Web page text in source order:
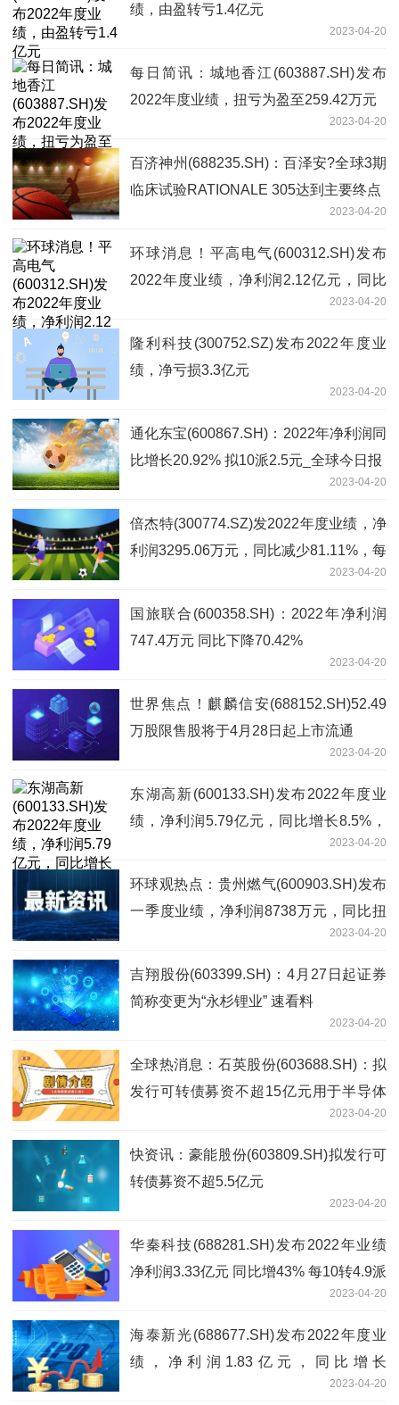
绩，由盈转亏1.4亿元
2023-04-20
每日简讯：城地香江(603887.SH)发布
2022年度业绩，扭亏为盈至259.42万元
2023-04-20
百济神州(688235.SH)：百泽安?全球3期
临床试验RATIONALE 305达到主要终点
2023-04-20
环球消息！平高电气(600312.SH)发布
2022年度业绩，净利润2.12亿元，同比
2023-04-20
隆利科技(300752.SZ)发布2022年度业
绩，净亏损3.3亿元
2023-04-20
通化东宝(600867.SH)：2022年净利润同
比增长20.92% 拟10派2.5元_全球今日报
2023-04-20
倍杰特(300774.SZ)发2022年度业绩，净
利润3295.06万元，同比减少81.11%，每
2023-04-20
国旅联合(600358.SH)：2022年净利润
747.4万元 同比下降70.42%
2023-04-20
世界焦点！麒麟信安(688152.SH)52.49
万股限售股将于4月28日起上市流通
2023-04-20
东湖高新(600133.SH)发布2022年度业
绩，净利润5.79亿元，同比增长8.5%，
2023-04-20
环球观热点：贵州燃气(600903.SH)发布
一季度业绩，净利润8738万元，同比扭
2023-04-20
吉翔股份(603399.SH)：4月27日起证券
简称变更为“永杉锂业” 速看料
2023-04-20
全球热消息：石英股份(603688.SH)：拟
发行可转债募资不超15亿元用于半导体
2023-04-20
快资讯：豪能股份(603809.SH)拟发行可
转债募资不超5.5亿元
2023-04-20
华秦科技(688281.SH)发布2022年业绩
净利润3.33亿元 同比增43% 每10转4.9派
2023-04-20
海泰新光(688677.SH)发布2022年度业
绩，净利润1.83亿元，同比增长
55.07%，拟10转4派8元 环球热消息2023-04-20